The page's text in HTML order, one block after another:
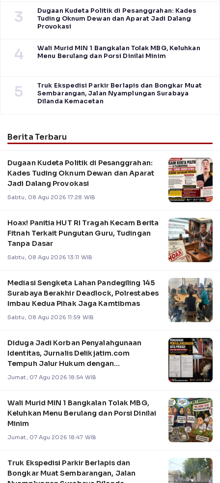
3
Dugaan Kudeta Politik di Pesanggrahan: Kades
Tuding Oknum Dewan dan Aparat Jadi Dalang
Provokasi
4
Wali Murid MIN 1 Bangkalan Tolak MBG, Keluhkan
Menu Berulang dan Porsi Dinilai Minim
5
Truk Ekspedisi Parkir Berlapis dan Bongkar Muat
Sembarangan, Jalan Nyamplungan Surabaya
Dilanda Kemacetan
Berita Terbaru
Dugaan Kudeta Politik di Pesanggrahan:
Kades Tuding Oknum Dewan dan Aparat
Jadi Dalang Provokasi
Sabtu, 08 Agu 2026 17:28 WIB
Hoax! Panitia HUT RI Tragah Kecam Berita
Fitnah Terkait Pungutan Guru, Tudingan
Tanpa Dasar
Sabtu, 08 Agu 2026 13:11 WIB
Mediasi Sengketa Lahan Pandegiling 145
Surabaya Berakhir Deadlock, Polrestabes
Imbau Kedua Pihak Jaga Kamtibmas
Sabtu, 08 Agu 2026 11:59 WIB
Diduga Jadi Korban Penyalahgunaan
Identitas, Jurnalis Delikjatim.com
Tempuh Jalur Hukum dengan
Pendampingan Redaksi
Jumat, 07 Agu 2026 18:54 WIB
Wali Murid MIN 1 Bangkalan Tolak MBG,
Keluhkan Menu Berulang dan Porsi Dinilai
Minim
Jumat, 07 Agu 2026 18:47 WIB
Truk Ekspedisi Parkir Berlapis dan
Bongkar Muat Sembarangan, Jalan